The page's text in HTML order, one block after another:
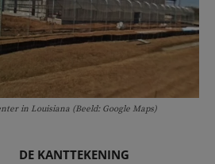
in Louisiana (Beeld: Google Maps)
DE KANTTEKENING